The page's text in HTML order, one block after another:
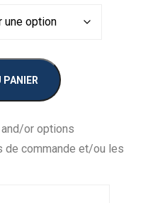
PANIER
or options
de commande et/ou les